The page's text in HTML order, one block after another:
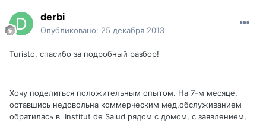
derbi
Опубликовано: 25 декабря 2013
Turisto, спасибо за подробный разбор!
Хочу поделиться положительным опытом. На 7-м месяце,
оставшись недовольна коммерческим мед.обслуживанием
обратилась в Institut de Salud рядом с домом, с заявлением,